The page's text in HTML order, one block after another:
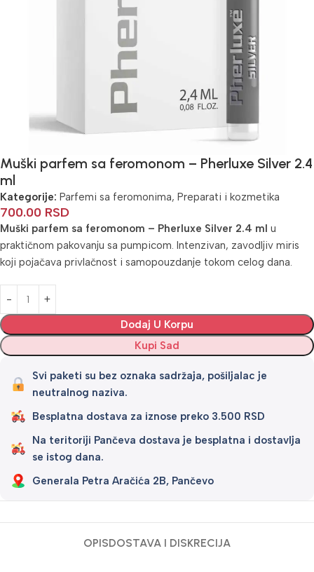
Muški parfem sa feromonom – Pherluxe Silver 2.4
ml
Kategorije: Parfemi sa feromonima, Preparati i kozmetika
700.00 RSD
Muški parfem sa feromonom – Pherluxe Silver 2.4 ml u
praktičnom pakovanju sa pumpicom. Intenzivan, zavodljiv miris
koji pojačava privlačnost i samopouzdanje tokom celog dana.
Dodaj U Korpu
Kupi Sad
Alternative:
Svi paketi su bez oznaka sadržaja, pošiljalac je
neutralnog naziva.
Besplatna dostava za iznose preko 3.500 RSD
Na teritoriji Pančeva dostava je besplatna i dostavlja
se istog dana.
Generala Petra Aračića 2B, Pančevo
OPISDOSTAVA I DISKRECIJA